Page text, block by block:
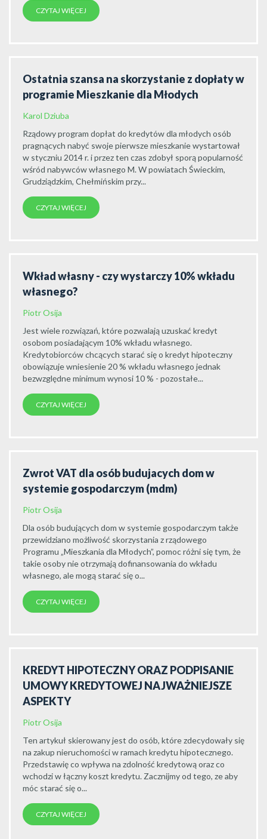
CZYTAJ WIĘCEJ
Ostatnia szansa na skorzystanie z dopłaty w
programie Mieszkanie dla Młodych
Karol Dziuba
Rządowy program dopłat do kredytów dla młodych osób
pragnących nabyć swoje pierwsze mieszkanie wystartował
w styczniu 2014 r. i przez ten czas zdobył sporą popularność
wśród nabywców własnego M. W powiatach Świeckim,
Grudziądzkim, Chełmińskim przy...
CZYTAJ WIĘCEJ
Wkład własny - czy wystarczy 10% wkładu
własnego?
Piotr Osija
Jest wiele rozwiązań, które pozwalają uzuskać kredyt
osobom posiadającym 10% wkładu własnego.
Kredytobiorców chcących starać się o kredyt hipoteczny
obowiązuje wniesienie 20 % wkładu własnego jednak
bezwzględne minimum wynosi 10 % - pozostałe...
CZYTAJ WIĘCEJ
Zwrot VAT dla osób budujacych dom w
systemie gospodarczym (mdm)
Piotr Osija
Dla osób budujących dom w systemie gospodarczym także
przewidziano możliwość skorzystania z rządowego
Programu „Mieszkania dla Młodych”, pomoc różni się tym, że
takie osoby nie otrzymają dofinansowania do wkładu
własnego, ale mogą starać się o...
CZYTAJ WIĘCEJ
KREDYT HIPOTECZNY ORAZ PODPISANIE
UMOWY KREDYTOWEJ NAJWAŻNIEJSZE
ASPEKTY
Piotr Osija
Ten artykuł skierowany jest do osób, które zdecydowały się
na zakup nieruchomości w ramach kredytu hipotecznego.
Przedstawię co wpływa na zdolność kredytową oraz co
wchodzi w łączny koszt kredytu. Zacznijmy od tego, ze aby
móc starać się o...
CZYTAJ WIĘCEJ